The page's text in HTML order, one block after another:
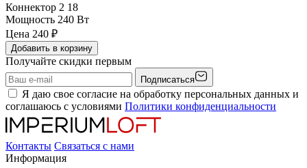
Коннектор 2 18
Мощность 240 Вт
Цена 240 ₽
Добавить в корзину
Получайте скидки первым
Подписаться
Я даю свое согласие на обработку персональных данных и
соглашаюсь с условиями Политики конфиденциальности
Контакты Связаться с нами
Информация